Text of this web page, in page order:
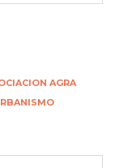
AGRA